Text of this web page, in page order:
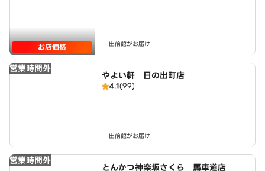
お店価格 出前館がお届け
営業時間外
やよい軒 日の出町店
4.1(99)
出前館がお届け
営業時間外
とんかつ神楽坂さくら 馬車道店